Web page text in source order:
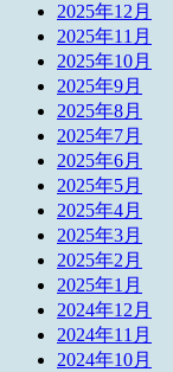
2025年12月
2025年11月
2025年10月
2025年9月
2025年8月
2025年7月
2025年6月
2025年5月
2025年4月
2025年3月
2025年2月
2025年1月
2024年12月
2024年11月
2024年10月